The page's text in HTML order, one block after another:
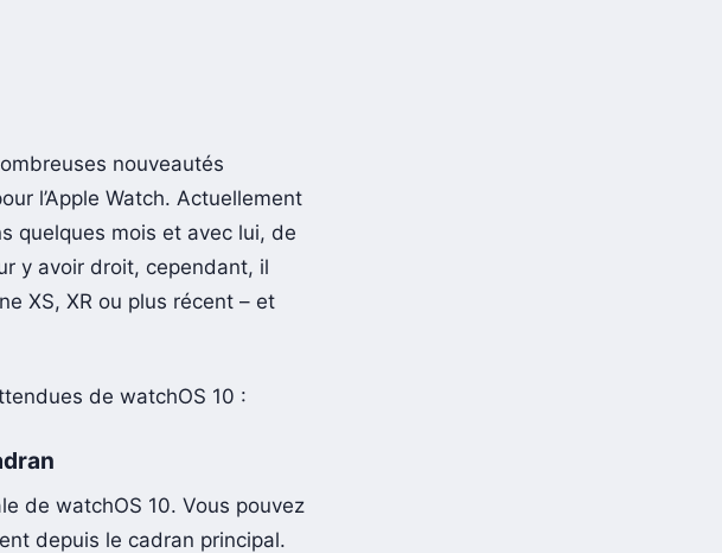
nouveautés
l’Apple Watch. Actuellement
quelques mois et avec lui, de
y avoir droit, cependant, il
XS, XR ou plus récent – et
de watchOS 10 :
de watchOS 10. Vous pouvez
depuis le cadran principal.